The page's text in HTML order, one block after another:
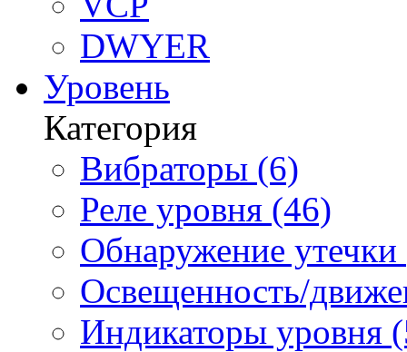
DWYER
Уровень
Категория
Вибраторы (6)
Реле уровня (46)
Обнаружение утечки
Освещенность/
Индикаторы уровня